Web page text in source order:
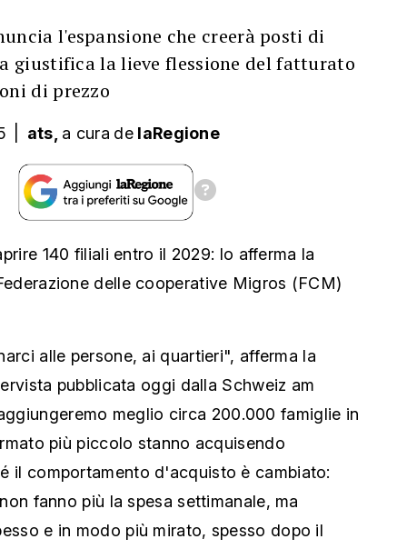
l'espansione che creerà posti di
giustifica la lieve flessione del fatturato
di prezzo
ats, a cura de laRegione
140 filiali entro il 2029: lo afferma la
delle cooperative Migros (FCM)
alle persone, ai quartieri", afferma la
pubblicata oggi dalla Schweiz am
meglio circa 200.000 famiglie in
più piccolo stanno acquisendo
il comportamento d'acquisto è cambiato:
fanno più la spesa settimanale, ma
e in modo più mirato, spesso dopo il